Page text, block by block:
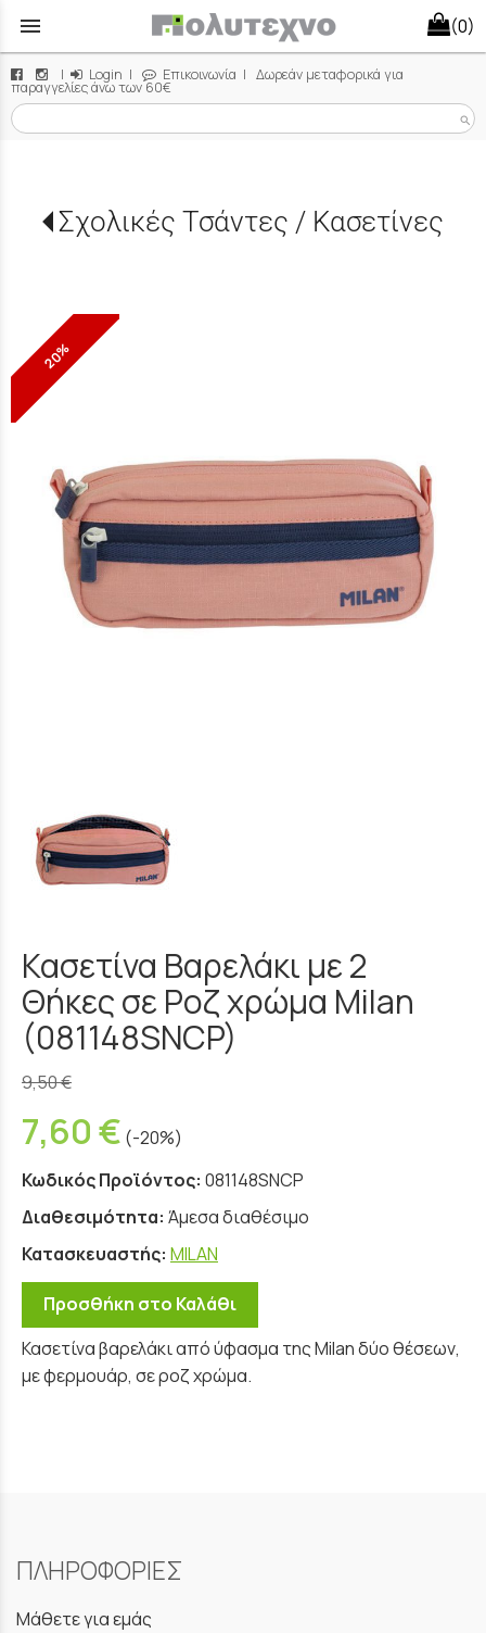
menu (0)
| Login | Επικοινωνία | Δωρεάν μεταφορικά για
παραγγελίες άνω των 60€
search
Σχολικές Τσάντες / Κασετίνες
20%
Κασετίνα Βαρελάκι με 2
Θήκες σε Ροζ χρώμα Milan
(081148SNCP)
9,50 €
7,60 € (-20%)
Κωδικός Προϊόντος: 081148SNCP
Διαθεσιμότητα: Άμεσα διαθέσιμο
Κατασκευαστής: MILAN
Προσθήκη στο Καλάθι
Κασετίνα βαρελάκι από ύφασμα της Milan δύο θέσεων,
με φερμουάρ, σε ροζ χρώμα.
ΠΛΗΡΟΦΟΡΙΕΣ
Μάθετε για εμάς